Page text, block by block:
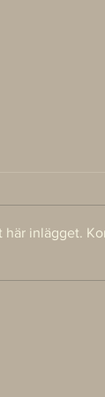
När en
inlägget.